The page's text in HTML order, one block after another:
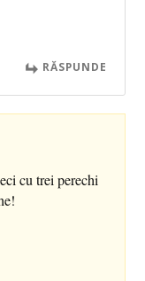
RĂSPUNDE
cu trei perechi